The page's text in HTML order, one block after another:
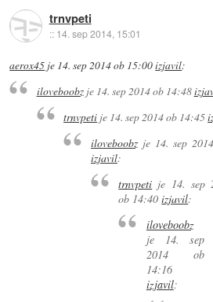
trnvpeti
:: 14. sep 2014, 15:01
aerox45 je 14. sep 2014 ob 15:00izjavil:
iloveboobzje 14. sep 2014 ob 14:48
trnvpeti je 14. sep 2014 ob 14:45
iloveboobzje 14. sep
izjavil:
trnvpeti je 14. sep
ob 14:40 izjavil:
iloveboobz
je 14. sep
2014 ob
14:16
izjavil: